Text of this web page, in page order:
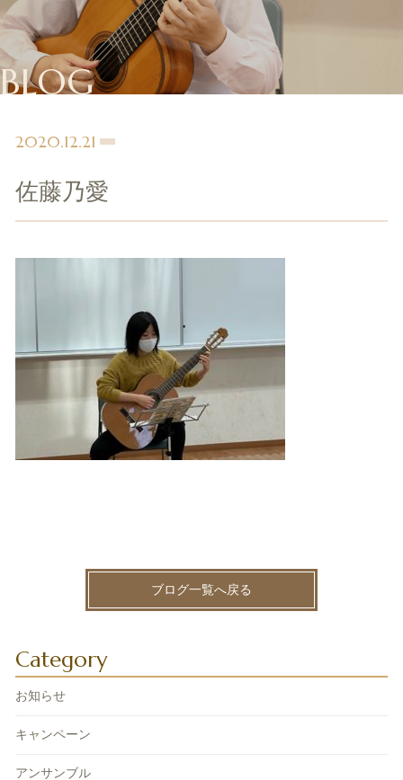
BLOG
2020.12.21
佐藤乃愛
ブログ一覧へ戻る
Category
お知らせ
キャンペーン
アンサンブル